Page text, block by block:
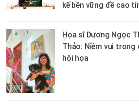
kế bền vững đề cao
Họa sĩ Dương Ngọc
Thảo: Niềm vui trong
hội họa